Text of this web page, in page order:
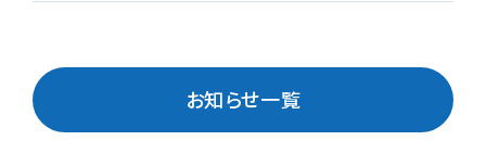
お知らせ一覧